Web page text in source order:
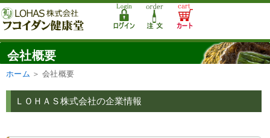
会社概要
ホーム ＞ 会社概要
ＬＯＨＡＳ株式会社の企業情報